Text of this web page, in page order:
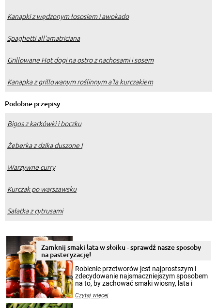
Kanapki z wędzonym łososiem i awokado
Spaghetti all’amatriciana
Grillowane Hot dogi na ostro z nachosami i sosem
Kanapka z grillowanym roślinnym a'la kurczakiem
Podobne przepisy
Bigos z karkówki i boczku
Żeberka z dzika duszone I
Warzywne curry
Kurczak po warszawsku
Sałatka z cytrusami
Zamknij smaki lata w słoiku - sprawdź nasze sposoby
na pasteryzację!
Robienie przetworów jest najprostszym i
zdecydowanie najsmaczniejszym sposobem
na to, by zachować smaki wiosny, lata i
krajobrazów, by cieszyć nimi oko w sezonie
Czytaj więcej